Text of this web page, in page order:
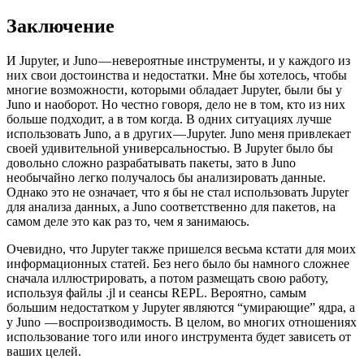
Заключение
И Jupyter, и Juno — невероятные инструменты, и у каждого из
них свои достоинства и недостатки. Мне бы хотелось, чтобы
многие возможности, которыми обладает Jupyter, были бы у
Juno и наоборот. Но честно говоря, дело не в том, кто из них
больше подходит, а в том когда. В одних ситуациях лучше
использовать Juno, а в других — Jupyter. Juno меня привлекает
своей удивительной универсальностью. В Jupyter было бы
довольно сложно разрабатывать пакеты, зато в Juno
необычайно легко получалось бы анализировать данные.
Однако это не означает, что я бы не стал использовать Jupyter
для анализа данных, а Juno соответственно для пакетов, на
самом деле это как раз то, чем я занимаюсь.
Очевидно, что Jupyter также пришелся весьма кстати для моих
информационных статей. Без него было бы намного сложнее
сначала иллюстрировать, а потом размещать свою работу,
используя файлы .jl и сеансы REPL. Вероятно, самым
большим недостатком у Jupyter являются “умирающие” ядра, а
у Juno — воспроизводимость. В целом, во многих отношениях
использование того или иного инструмента будет зависеть от
ваших целей.